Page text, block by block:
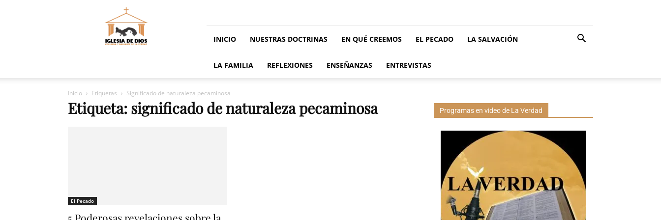
INICIO NUESTRAS DOCTRINAS EN QUÉ CREEMOS EL PECADO LA SALVACIÓN
LA FAMILIA REFLEXIONES ENSEÑANZAS ENTREVISTAS
Inicio Etiquetas Significado de naturaleza pecaminosa
Etiqueta: significado de naturaleza pecaminosa
El Pecado
Programas en video de La Verdad